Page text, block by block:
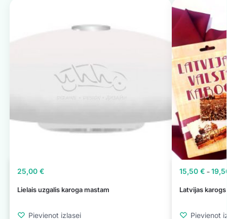
Lielais uzgalis karoga mastam
25,00 €
Pievienot izlasei
Latvijas
15,50 € –
Pievienot